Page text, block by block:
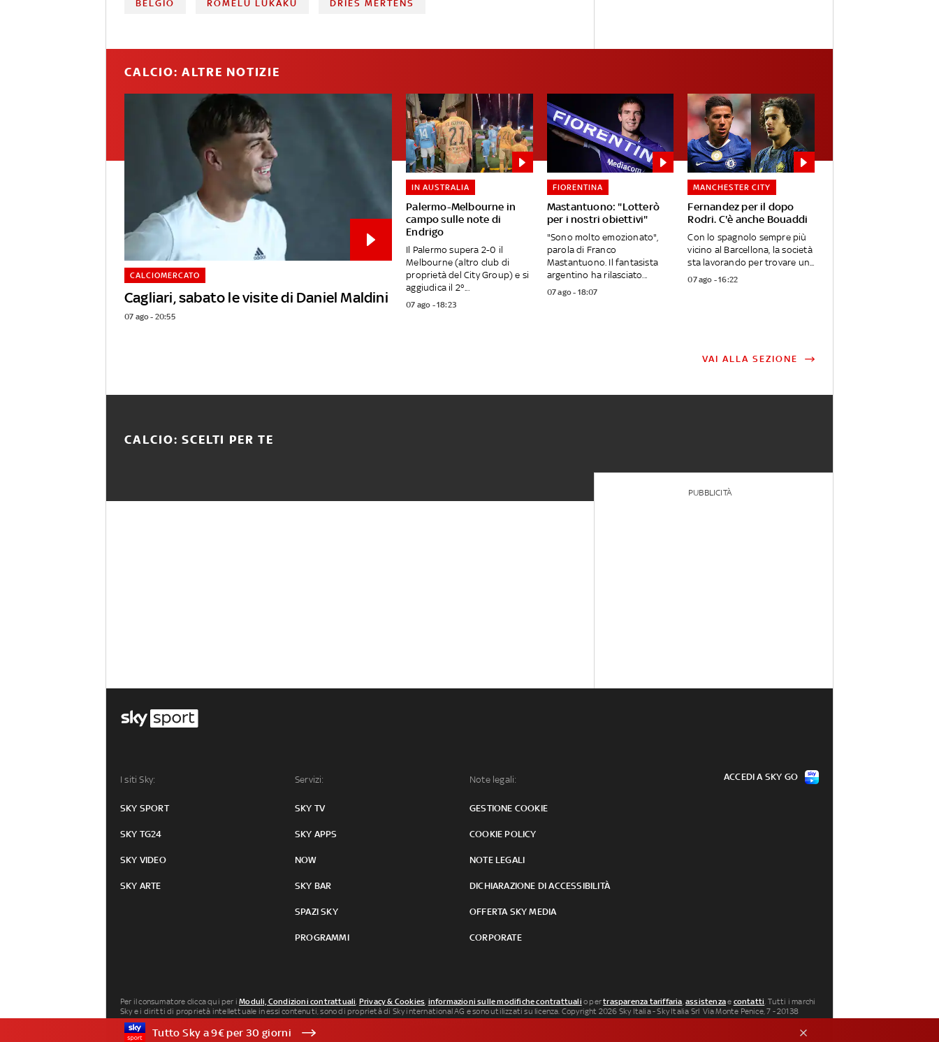
BELGIO ROMELU LUKAKU DRIES MERTENS
CALCIO: ALTRE NOTIZIE
Cagliari, sabato le visite di Daniel Maldini
CALCIOMERCATO
07 ago - 20:55
Palermo-Melbourne in
campo sulle note di
Endrigo
IN AUSTRALIA
Il Palermo supera 2-0 il
Melbourne (altro club di
proprietà del City Group) e si
aggiudica il 2°...
07 ago - 18:23
Mastantuono: "Lotterò
per i nostri obiettivi"
FIORENTINA
"Sono molto emozionato",
parola di Franco
Mastantuono. Il fantasista
argentino ha rilasciato...
07 ago - 18:07
Fernandez per il dopo
Rodri. C'è anche Bouaddi
MANCHESTER CITY
Con lo spagnolo sempre più
vicino al Barcellona, la società
sta lavorando per trovare un...
07 ago - 16:22
VAI ALLA SEZIONE
CALCIO: SCELTI PER TE
PUBBLICITÀ
I siti Sky:
SKY SPORT
SKY TG24
SKY VIDEO
SKY ARTE
Servizi:
SKY TV
SKY APPS
NOW
SKY BAR
SPAZI SKY
PROGRAMMI
Note legali:
GESTIONE COOKIE
COOKIE POLICY
NOTE LEGALI
DICHIARAZIONE DI ACCESSIBILITÀ
OFFERTA SKY MEDIA
CORPORATE
ACCEDI A SKY GO
Per il consumatore clicca qui per iModuli, Condizioni contrattuali, Privacy & Cookies, informazioni sulle modifiche contrattuali o pertrasparenza tariffaria,assistenzae contatti. Tutti i marchi
Sky e i diritti di proprietà intellettuale in essi contenuti, sono di proprietà di Sky international AG e sono utilizzati su licenza. Copyright 2026 Sky Italia - Sky Italia Srl Via Monte Penice, 7 - 20138
Milano P.IVA 04619241005. SkyTG24: ISSN 3035-1537 e SkySport: ISSN 3035-1545.Segnalazione Abusi
Tutto Sky a 9€ per 30 giorni